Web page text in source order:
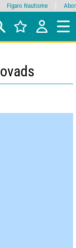
Figaro Nautisme